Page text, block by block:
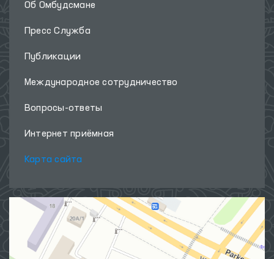
Об Омбудсмане
Пресс Служба
Публикации
Международное сотрудничество
Вопросы-ответы
Интернет приёмная
Карта сайта